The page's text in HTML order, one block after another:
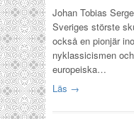
Johan Tobias
Sveriges störste
också en pionjär
nyklassicismen
europeiska…
Läs →